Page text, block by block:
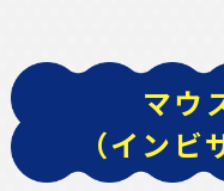
マウ
（イン